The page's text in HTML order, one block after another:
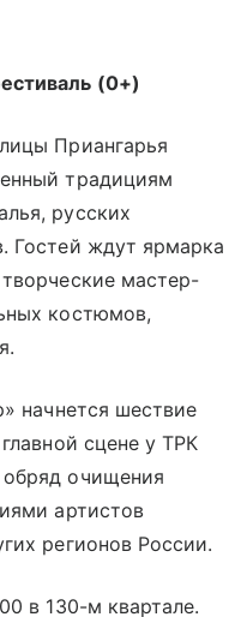
(0+)
Приангарья
традициям
русских
Гостей ждут ярмарка
мастер-
костюмов,
начнется шествие
сцене у ТРК
очищения
артистов
регионов России.
в 130-м квартале.